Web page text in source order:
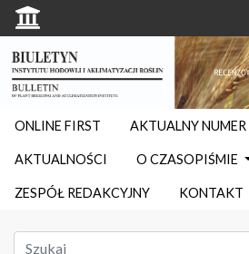
ONLINE FIRST AKTUALNY NUMER
AKTUALNOŚCI O CZASOPIŚMIE
ZESPÓŁ REDAKCYJNY KONTAKT